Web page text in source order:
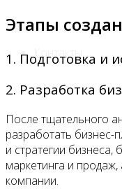
Этапы
1. Подготовка и
2. Разработка
После тщательного
разработать бизнес-
и стратегии
маркетинга и продаж,
компании.